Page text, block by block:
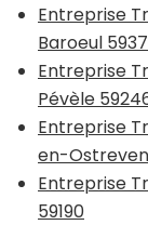
Entreprise
Baroeul
Entreprise
Pévèle
Entreprise
en-
Entreprise
59190